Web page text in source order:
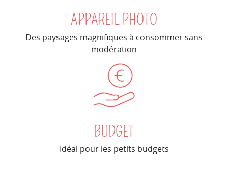
APPAREIL PHOTO
Des paysages magnifiques à consommer sans
modération
BUDGET
Idéal pour les petits budgets